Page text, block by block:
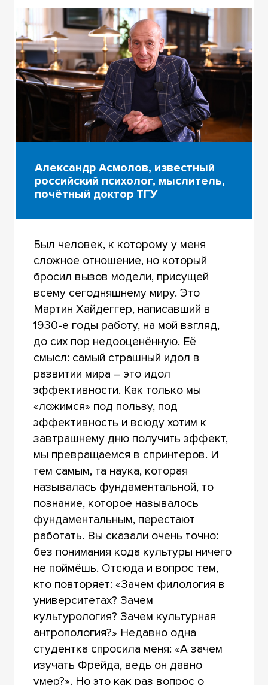
Александр Асмолов, известный
российский психолог, мыслитель,
почётный доктор ТГУ
Был человек, к которому у меня
сложное отношение, но который
бросил вызов модели, присущей
всему сегодняшнему миру. Это
Мартин Хайдеггер, написавший в
1930-е годы работу, на мой взгляд,
до сих пор недооценённую. Её
смысл: самый страшный идол в
развитии мира – это идол
эффективности. Как только мы
«ложимся» под пользу, под
эффективность и всюду хотим к
завтрашнему дню получить эффект,
мы превращаемся в спринтеров. И
тем самым, та наука, которая
называлась фундаментальной, то
познание, которое называлось
фундаментальным, перестают
работать. Вы сказали очень точно:
без понимания кода культуры ничего
не поймёшь. Отсюда и вопрос тем,
кто повторяет: «Зачем филология в
университетах? Зачем
культурология? Зачем культурная
антропология?» Недавно одна
студентка спросила меня: «А зачем
изучать Фрейда, ведь он давно
умер?». Но это как раз вопрос о